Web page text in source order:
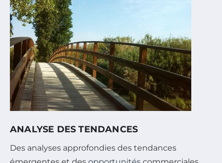
ANALYSE DES TENDANCES
Des analyses approfondies des tendances